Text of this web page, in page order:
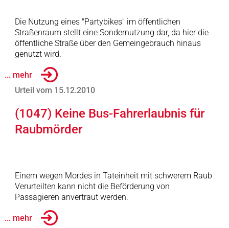
Die Nutzung eines "Partybikes" im öffentlichen
Straßenraum stellt eine Sondernutzung dar, da hier die
öffentliche Straße über den Gemeingebrauch hinaus
genutzt wird.
... mehr
Urteil vom 15.12.2010
(1047) Keine Bus-Fahrerlaubnis für
Raubmörder
Einem wegen Mordes in Tateinheit mit schwerem Raub
Verurteilten kann nicht die Beförderung von
Passagieren anvertraut werden.
... mehr